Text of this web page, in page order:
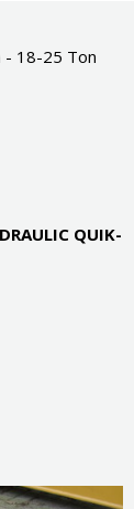
18-25 Ton
QUIK-